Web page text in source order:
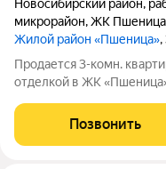
Новосибирский район,
микрорайон,ЖК Пшеница
Жилой район «Пшеница»
Продается 3-комн.
отделкой в ЖК
32.31 кв.м. Высота
кладовой.
Позвонить